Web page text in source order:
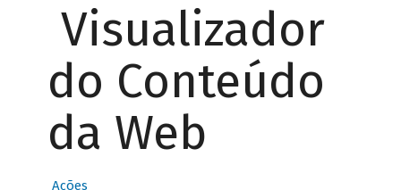
Visualizador
do Conteúdo
da Web
Ações